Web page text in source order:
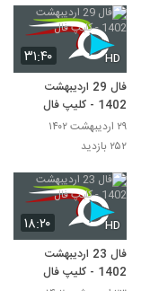
۳۱:۴۰ HD
فال 29 اردیبهشت
1402 - کلیپ فال
۲۹ اردیبهشت ۱۴۰۲
۲۵۲ بازدید
۱۸:۲۰ HD
فال 23 اردیبهشت
1402 - کلیپ فال